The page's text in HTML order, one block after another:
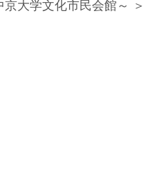
大学文化市民会館～ ＞